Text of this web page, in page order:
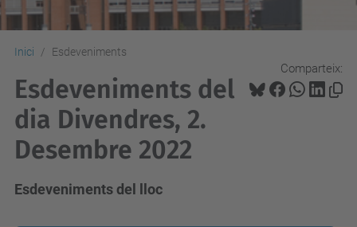
Inici Esdeveniments
Comparteix:
Esdeveniments del
dia Divendres, 2.
Desembre 2022
Esdeveniments del lloc